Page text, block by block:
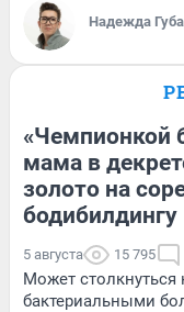
Надежда
«Чемпионкой
мама в
золото на
бодибилдингу
5 августа 15 795
Может
бактериальными